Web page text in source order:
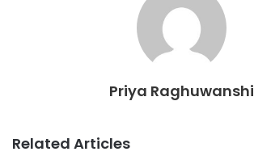
Priya Raghuwanshi
Related Articles